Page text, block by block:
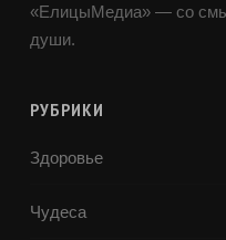
«ЕлицыМедиа» — со
души.
РУБРИКИ
Здоровье
Чудеса